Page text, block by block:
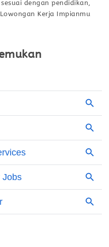
dengan pendidikan,
Kerja Impianmu